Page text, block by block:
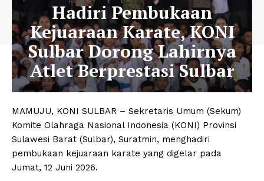
Hadiri Pembukaan
Kejuaraan Karate, KONI
Sulbar Dorong Lahirnya
Atlet Berprestasi Sulbar
MAMUJU, KONI SULBAR – Sekretaris Umum (Sekum)
Komite Olahraga Nasional Indonesia (KONI) Provinsi
Sulawesi Barat (Sulbar), Suratmin, menghadiri
pembukaan kejuaraan karate yang digelar pada
Jumat, 12 Juni 2026.